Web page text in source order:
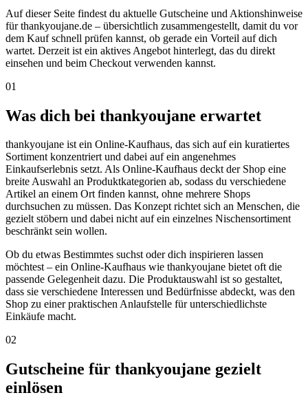
Auf dieser Seite findest du aktuelle Gutscheine und Aktionshinweise
für thankyoujane.de – übersichtlich zusammengestellt, damit du vor
dem Kauf schnell prüfen kannst, ob gerade ein Vorteil auf dich
wartet. Derzeit ist ein aktives Angebot hinterlegt, das du direkt
einsehen und beim Checkout verwenden kannst.
01
Was dich bei thankyoujane erwartet
thankyoujane ist ein Online-Kaufhaus, das sich auf ein kuratiertes
Sortiment konzentriert und dabei auf ein angenehmes
Einkaufserlebnis setzt. Als Online-Kaufhaus deckt der Shop eine
breite Auswahl an Produktkategorien ab, sodass du verschiedene
Artikel an einem Ort finden kannst, ohne mehrere Shops
durchsuchen zu müssen. Das Konzept richtet sich an Menschen, die
gezielt stöbern und dabei nicht auf ein einzelnes Nischensortiment
beschränkt sein wollen.
Ob du etwas Bestimmtes suchst oder dich inspirieren lassen
möchtest – ein Online-Kaufhaus wie thankyoujane bietet oft die
passende Gelegenheit dazu. Die Produktauswahl ist so gestaltet,
dass sie verschiedene Interessen und Bedürfnisse abdeckt, was den
Shop zu einer praktischen Anlaufstelle für unterschiedlichste
Einkäufe macht.
02
Gutscheine für thankyoujane gezielt
einlösen